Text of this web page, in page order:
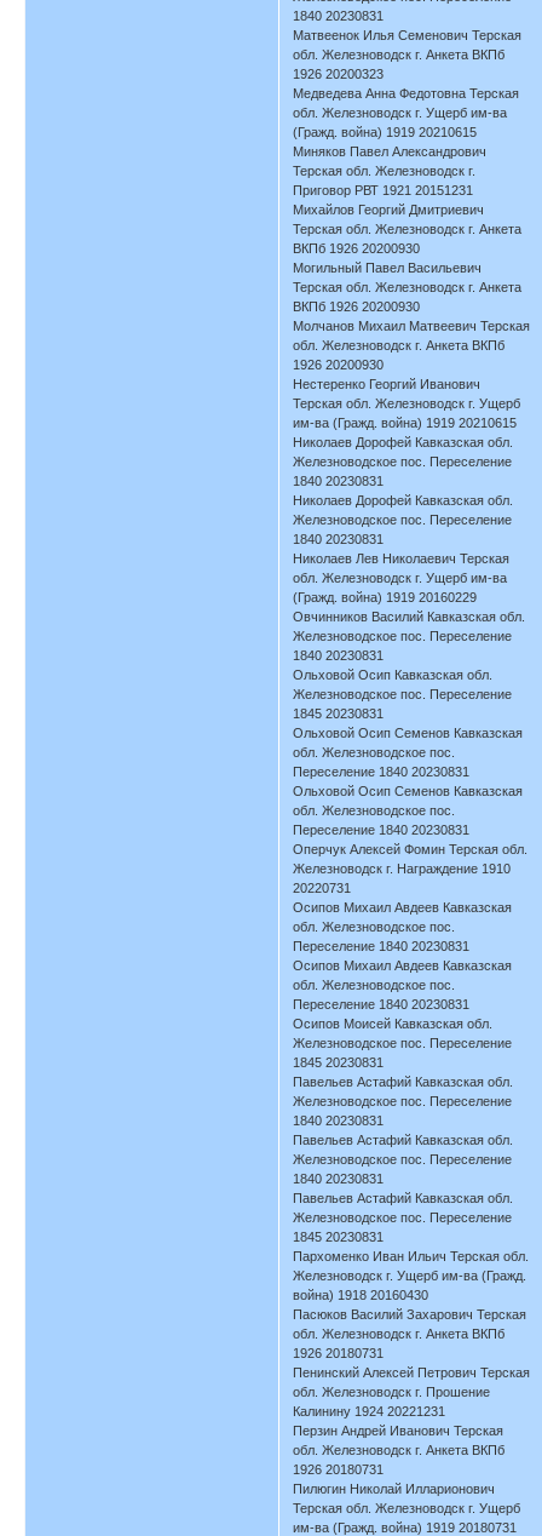
1840 20230831
Матвеенок Илья Семенович Терская
обл. Железноводск г. Анкета ВКПб
1926 20200323
Медведева Анна Федотовна Терская
обл. Железноводск г. Ущерб им-ва
(Гражд. война) 1919 20210615
Миняков Павел Александрович
Терская обл. Железноводск г.
Приговор РВТ 1921 20151231
Михайлов Георгий Дмитриевич
Терская обл. Железноводск г. Анкета
ВКПб 1926 20200930
Могильный Павел Васильевич
Терская обл. Железноводск г. Анкета
ВКПб 1926 20200930
Молчанов Михаил Матвеевич Терская
обл. Железноводск г. Анкета ВКПб
1926 20200930
Нестеренко Георгий Иванович
Терская обл. Железноводск г. Ущерб
им-ва (Гражд. война) 1919 20210615
Николаев Дорофей Кавказская обл.
Железноводское пос. Переселение
1840 20230831
Николаев Дорофей Кавказская обл.
Железноводское пос. Переселение
1840 20230831
Николаев Лев Николаевич Терская
обл. Железноводск г. Ущерб им-ва
(Гражд. война) 1919 20160229
Овчинников Василий Кавказская обл.
Железноводское пос. Переселение
1840 20230831
Ольховой Осип Кавказская обл.
Железноводское пос. Переселение
1845 20230831
Ольховой Осип Семенов Кавказская
обл. Железноводское пос.
Переселение 1840 20230831
Ольховой Осип Семенов Кавказская
обл. Железноводское пос.
Переселение 1840 20230831
Оперчук Алексей Фомин Терская обл.
Железноводск г. Награждение 1910
20220731
Осипов Михаил Авдеев Кавказская
обл. Железноводское пос.
Переселение 1840 20230831
Осипов Михаил Авдеев Кавказская
обл. Железноводское пос.
Переселение 1840 20230831
Осипов Моисей Кавказская обл.
Железноводское пос. Переселение
1845 20230831
Павельев Астафий Кавказская обл.
Железноводское пос. Переселение
1840 20230831
Павельев Астафий Кавказская обл.
Железноводское пос. Переселение
1840 20230831
Павельев Астафий Кавказская обл.
Железноводское пос. Переселение
1845 20230831
Пархоменко Иван Ильич Терская обл.
Железноводск г. Ущерб им-ва (Гражд.
война) 1918 20160430
Пасюков Василий Захарович Терская
обл. Железноводск г. Анкета ВКПб
1926 20180731
Пенинский Алексей Петрович Терская
обл. Железноводск г. Прошение
Калинину 1924 20221231
Перзин Андрей Иванович Терская
обл. Железноводск г. Анкета ВКПб
1926 20180731
Пилюгин Николай Илларионович
Терская обл. Железноводск г. Ущерб
им-ва (Гражд. война) 1919 20180731